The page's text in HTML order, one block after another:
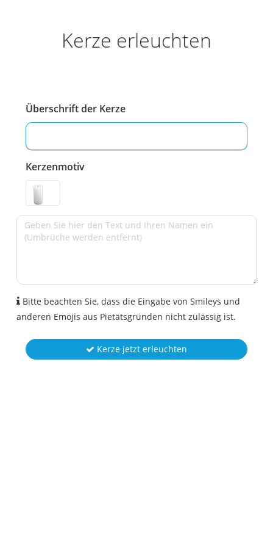
Kerze erleuchten
Überschrift der Kerze
Kerzenmotiv
Bitte beachten Sie, dass die Eingabe von Smileys und
anderen Emojis aus Pietätsgründen nicht zulässig ist.
Kerze jetzt erleuchten